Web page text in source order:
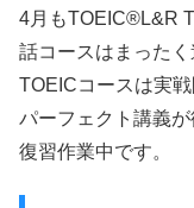
4月もTOEIC®L&R
話コースはまったく
TOEICコースは実
パーフェクト講義
復習作業中です。